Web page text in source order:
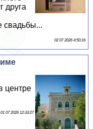
друга
свадьбы...
02 07 2026 4:50:16
центре
01 07 2026 12:33:27